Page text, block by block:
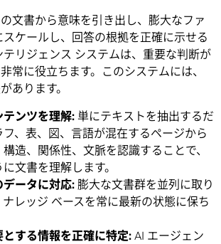
文書から意味を引き出し、膨大なファ
ケールし、回答の根拠を正確に示せる
テリジェンス システムは、重要な判断が
常に役立ちます。このシステムには、
あります。
ンツを理解: 単にテキストを抽出するだ
、表、図、言語が混在するページから
造、関係性、文脈を認識することで、
文書を理解します。
ータに対応: 膨大な文書群を並列に取り
レッジ ベースを常に最新の状態に保ち
する情報を正確に特定: AI エージェン